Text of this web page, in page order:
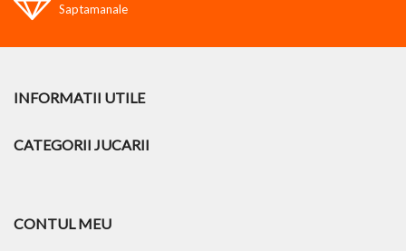
Saptamanale
INFORMATII UTILE
CATEGORII JUCARII
CONTUL MEU